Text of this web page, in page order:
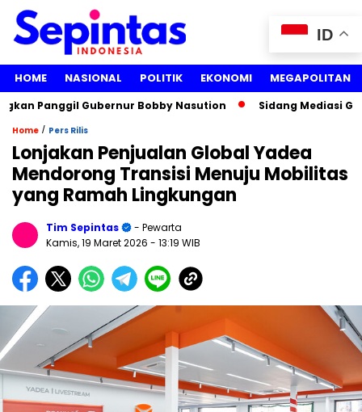
HOME NASIONAL POLITIK EKONOMI MEGAPOLITAN
Panggil Gubernur Bobby Nasution Sidang Mediasi
Home / Pers Rilis
Lonjakan Penjualan Global Yadea
Mendorong Transisi Menuju Mobilitas
yang Ramah Lingkungan
Tim Sepintas
- Pewarta
Kamis, 19 Maret 2026 - 13:19 WIB
ID